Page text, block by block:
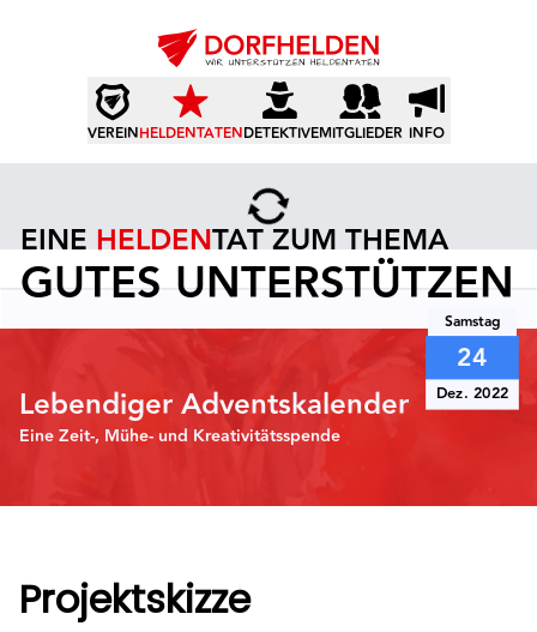
VEREINHELDENTATENDETEKTIVEMITGLIEDER INFO
EINEHELDENTAT ZUM THEMA
GUTES UNTERSTÜTZEN
Samstag
24
Dez. 2022
Lebendiger Adventskalender
Eine Zeit-, Mühe- und Kreativitätsspende
Projektskizze